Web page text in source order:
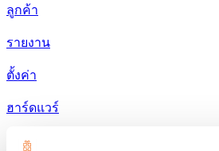
ลูกค้า
รายงาน
ตั้งค่า
ฮาร์ดแวร์
การชำระเงิน